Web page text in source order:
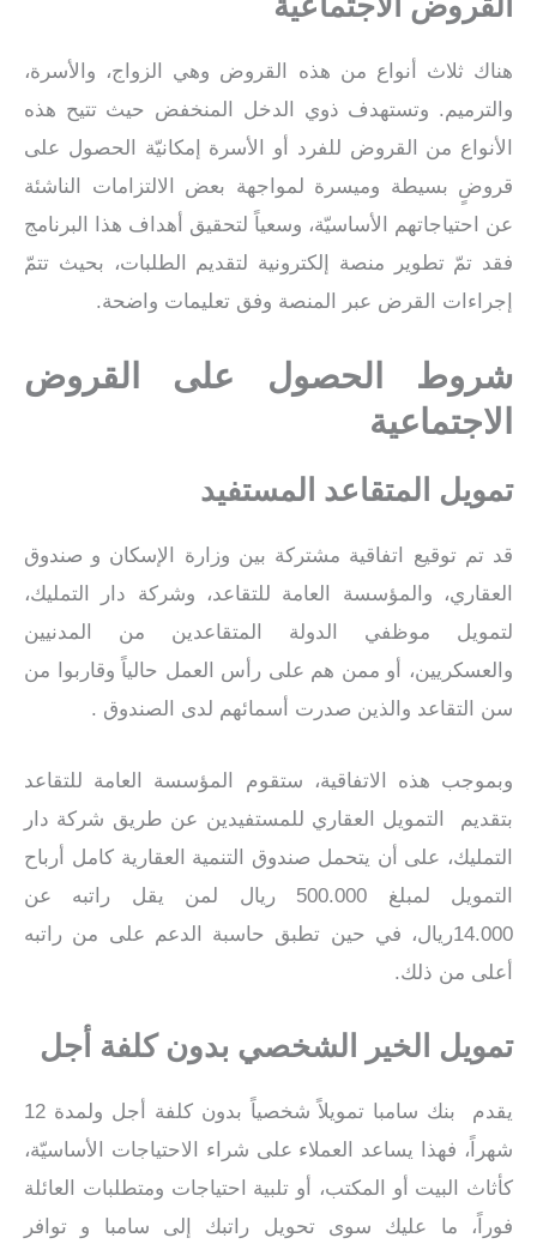
هناك ثلاث أنواع من هذه القروض وهي الزواج، والأسرة،
والترميم. وتستهدف ذوي الدخل المنخفض حيث تتيح هذه
الأنواع من القروض للفرد أو الأسرة إمكانيّة الحصول على
قروضٍ بسيطة وميسرة لمواجهة بعض الالتزامات الناشئة
عن احتياجاتهم الأساسيّة، وسعياً لتحقيق أهداف هذا البرنامج
فقد تمّ تطوير منصة إلكترونية لتقديم الطلبات، بحيث تتمّ
إجراءات القرض عبر المنصة وفق تعليمات واضحة.
شروط الحصول على القروض
الاجتماعية
تمويل المتقاعد المستفيد
قد تم توقيع اتفاقية مشتركة بين وزارة الإسكان و صندوق
العقاري، والمؤسسة العامة للتقاعد، وشركة دار التمليك،
لتمويل موظفي الدولة المتقاعدين من المدنيين
والعسكريين، أو ممن هم على رأس العمل حالياً وقاربوا من
سن التقاعد والذين صدرت أسمائهم لدى الصندوق .
وبموجب هذه الاتفاقية، ستقوم المؤسسة العامة للتقاعد
بتقديم التمويل العقاري للمستفيدين عن طريق شركة دار
التمليك، على أن يتحمل صندوق التنمية العقارية كامل أرباح
التمويل لمبلغ 500.000 ريال لمن يقل راتبه عن
14.000ريال، في حين تطبق حاسبة الدعم على من راتبه
أعلى من ذلك.
تمويل الخير الشخصي بدون كلفة أجل
يقدم بنك سامبا تمويلاً شخصياً بدون كلفة أجل ولمدة 12
شهراً، فهذا يساعد العملاء على شراء الاحتياجات الأساسيّة،
كأثاث البيت أو المكتب، أو تلبية احتياجات ومتطلبات العائلة
فوراً، ما عليك سوى تحويل راتبك إلى سامبا و توافر